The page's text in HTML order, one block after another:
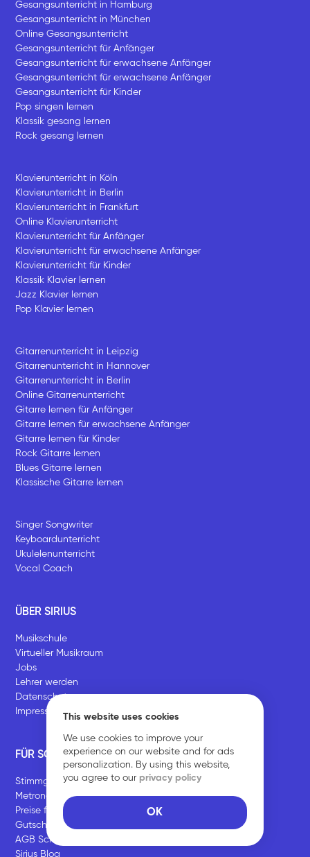
This website uses cookies
We use cookies to improve your
experience on our website and for ads
personalization. By using this website,
you agree to our privacy policy
OK
Gesangsunterricht in Hamburg
Gesangsunterricht in München
Online Gesangsunterricht
Gesangsunterricht für Anfänger
Gesangsunterricht für erwachsene Anfänger
Gesangsunterricht für erwachsene Anfänger
Gesangsunterricht für Kinder
Pop singen lernen
Klassik gesang lernen
Rock gesang lernen
Klavierunterricht in Köln
Klavierunterricht in Berlin
Klavierunterricht in Frankfurt
Online Klavierunterricht
Klavierunterricht für Anfänger
Klavierunterricht für erwachsene Anfänger
Klavierunterricht für Kinder
Klassik Klavier lernen
Jazz Klavier lernen
Pop Klavier lernen
Gitarrenunterricht in Leipzig
Gitarrenunterricht in Hannover
Gitarrenunterricht in Berlin
Online Gitarrenunterricht
Gitarre lernen für Anfänger
Gitarre lernen für erwachsene Anfänger
Gitarre lernen für Kinder
Rock Gitarre lernen
Blues Gitarre lernen
Klassische Gitarre lernen
Singer Songwriter
Keyboardunterricht
Ukulelenunterricht
Vocal Coach
ÜBER SIRIUS
Musikschule
Virtueller Musikraum
Jobs
Lehrer werden
Datenschutz
Impressum
FÜR SCHÜLER
Stimmgerät
Metronom
Preise für Unterrichtspakete
Gutschein verschenken
AGB Schüler*innen
Sirius Blog